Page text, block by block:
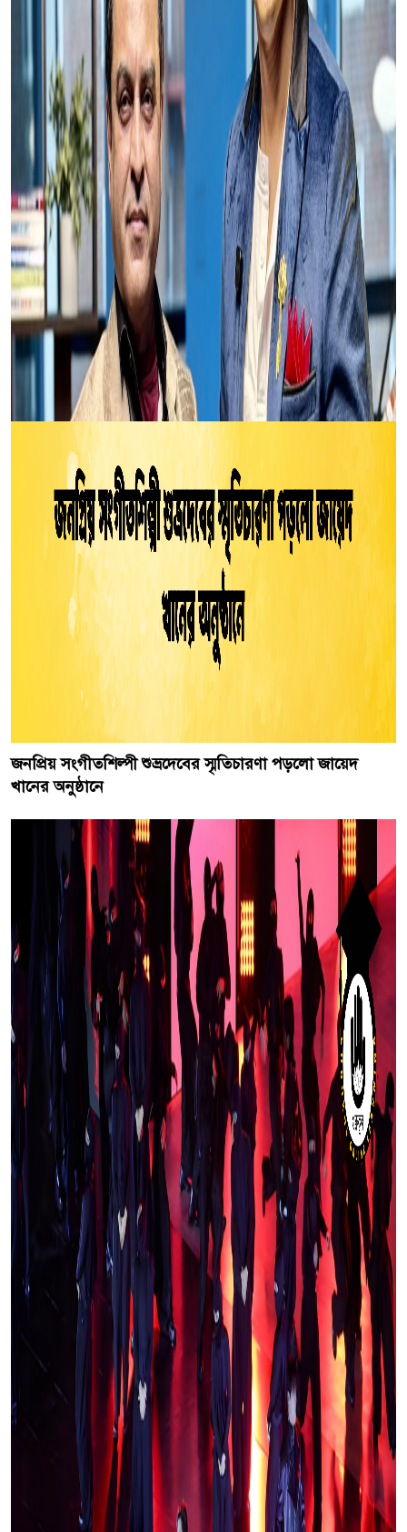
জনপ্রিয় সংগীতশিল্পী শুভ্রদেবের স্মৃতিচারণা পড়লো জায়েদ
খানের অনুষ্ঠানে